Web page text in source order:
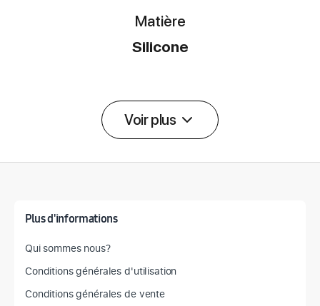
Matière
Silicone
Voir plus
Plus d'informations
Qui sommes nous?
Conditions générales d'utilisation
Conditions générales de vente